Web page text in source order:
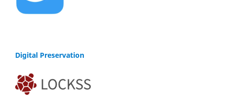
Digital Preservation